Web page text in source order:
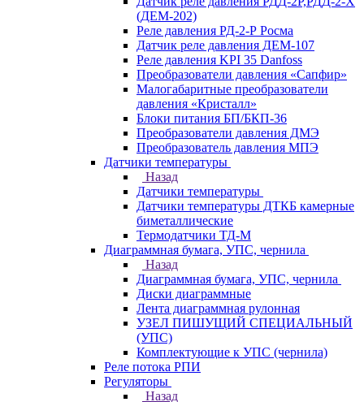
(ДЕМ-202)
Реле давления РД-2-Р Росма
Датчик реле давления ДЕМ-107
Реле давления KPI 35 Danfoss
Преобразователи давления «Сапфир»
Малогабаритные преобразователи
давления «Кристалл»
Блоки питания БП/БКП-36
Преобразователи давления ДМЭ
Преобразователь давления МПЭ
Датчики температуры
Назад
Датчики температуры
Датчики температуры ДТКБ камерные
биметаллические
Термодатчики ТД-М
Диаграммная бумага, УПС, чернила
Назад
Диаграммная бумага, УПС, чернила
Диски диаграммные
Лента диаграммная рулонная
УЗЕЛ ПИШУЩИЙ СПЕЦИАЛЬНЫЙ
(УПС)
Комплектующие к УПС (чернила)
Реле потока РПИ
Регуляторы
Назад